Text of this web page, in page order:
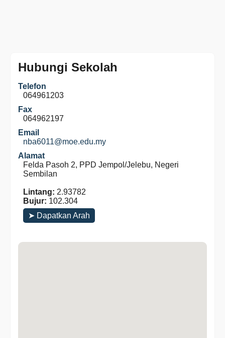
Hubungi Sekolah
Telefon
064961203
Fax
064962197
Email
nba6011@moe.edu.my
Alamat
Felda Pasoh 2, PPD Jempol/Jelebu, Negeri
Sembilan
Lintang: 2.93782
Bujur: 102.304
➤ Dapatkan Arah